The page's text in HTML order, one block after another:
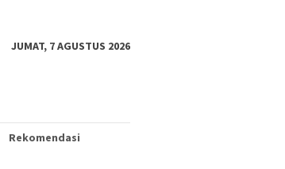
JUMAT, 7 AGUSTUS 2026
Rekomendasi